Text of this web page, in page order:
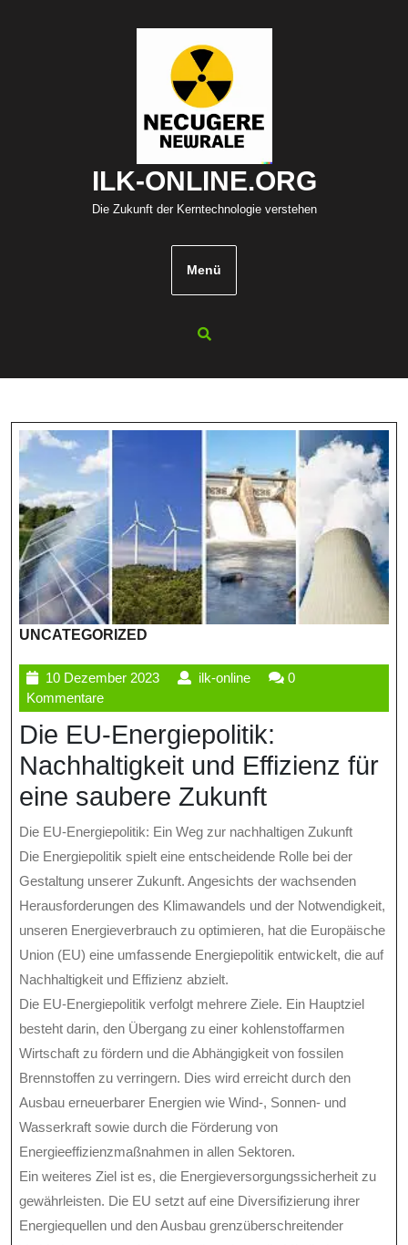
ILK-ONLINE.ORG
Die Zukunft der Kerntechnologie verstehen
Menü
UNCATEGORIZED
10 Dezember 202310
ilk-onlineilk-
0
Kommentare
Die EU-Energiepolitik:
Nachhaltigkeit und Effizienz für
eine saubere Zukunft
Die EU-Energiepolitik: Ein Weg zur nachhaltigen Zukunft
Die Energiepolitik spielt eine entscheidende Rolle bei der
Gestaltung unserer Zukunft. Angesichts der wachsenden
Herausforderungen des Klimawandels und der Notwendigkeit,
unseren Energieverbrauch zu optimieren, hat die Europäische
Union (EU) eine umfassende Energiepolitik entwickelt, die auf
Nachhaltigkeit und Effizienz abzielt.
Die EU-Energiepolitik verfolgt mehrere Ziele. Ein Hauptziel
besteht darin, den Übergang zu einer kohlenstoffarmen
Wirtschaft zu fördern und die Abhängigkeit von fossilen
Brennstoffen zu verringern. Dies wird erreicht durch den
Ausbau erneuerbarer Energien wie Wind-, Sonnen- und
Wasserkraft sowie durch die Förderung von
Energieeffizienzmaßnahmen in allen Sektoren.
Ein weiteres Ziel ist es, die Energieversorgungssicherheit zu
gewährleisten. Die EU setzt auf eine Diversifizierung ihrer
Energiequellen und den Ausbau grenzüberschreitender